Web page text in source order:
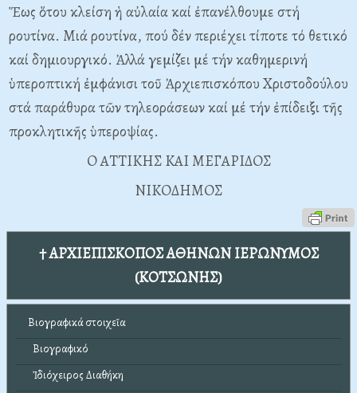
Ἕως ὅτου κλείση ἡ αὐλαία καί ἐπανέλθουμε στή
ρουτίνα. Mιά ρουτίνα, πού δέν περιέχει τίποτε τό θετικό
καί δημιουργικό. Ἀλλά γεμίζει μέ τήν καθημερινή
ὑπεροπτική ἐμφάνισι τοῦ Ἀρχιεπισκόπου Xριστοδούλου
στά παράθυρα τῶν τηλεοράσεων καί μέ τήν ἐπίδειξι τῆς
προκλητικῆς ὑπεροψίας.
O ATTIKHΣ KAI MEΓAPIΔOΣ
NIKOΔHMOΣ
† ΑΡΧΙΕΠΙΣΚΟΠΟΣ ΑΘΗΝΩΝ ΙΕΡΩΝΥΜΟΣ
(ΚΟΤΣΩΝΗΣ)
Βιογραφικά στοιχεῖα
Βιογραφικό
Ἰδιόχειρος Διαθήκη